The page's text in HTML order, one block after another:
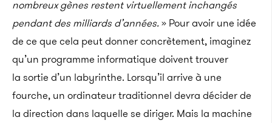
nombreux gènes restent virtuellement inchangés
pendant des milliards d’années.» Pour avoir une idée
de ce que cela peut donner concrètement, imaginez
qu’un programme informatique doivent trouver
la sortie d’un labyrinthe. Lorsqu’il arrive à une
fourche, un ordinateur traditionnel devra décider de
la direction dans laquelle se diriger. Mais la machine